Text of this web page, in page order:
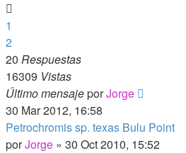
1
2
20 Respuestas
16309 Vistas
Último mensajeporJorge
30 Mar 2012, 16:58
Petrochromis sp. texas Bulu Point
porJorge » 30 Oct 2010, 15:52